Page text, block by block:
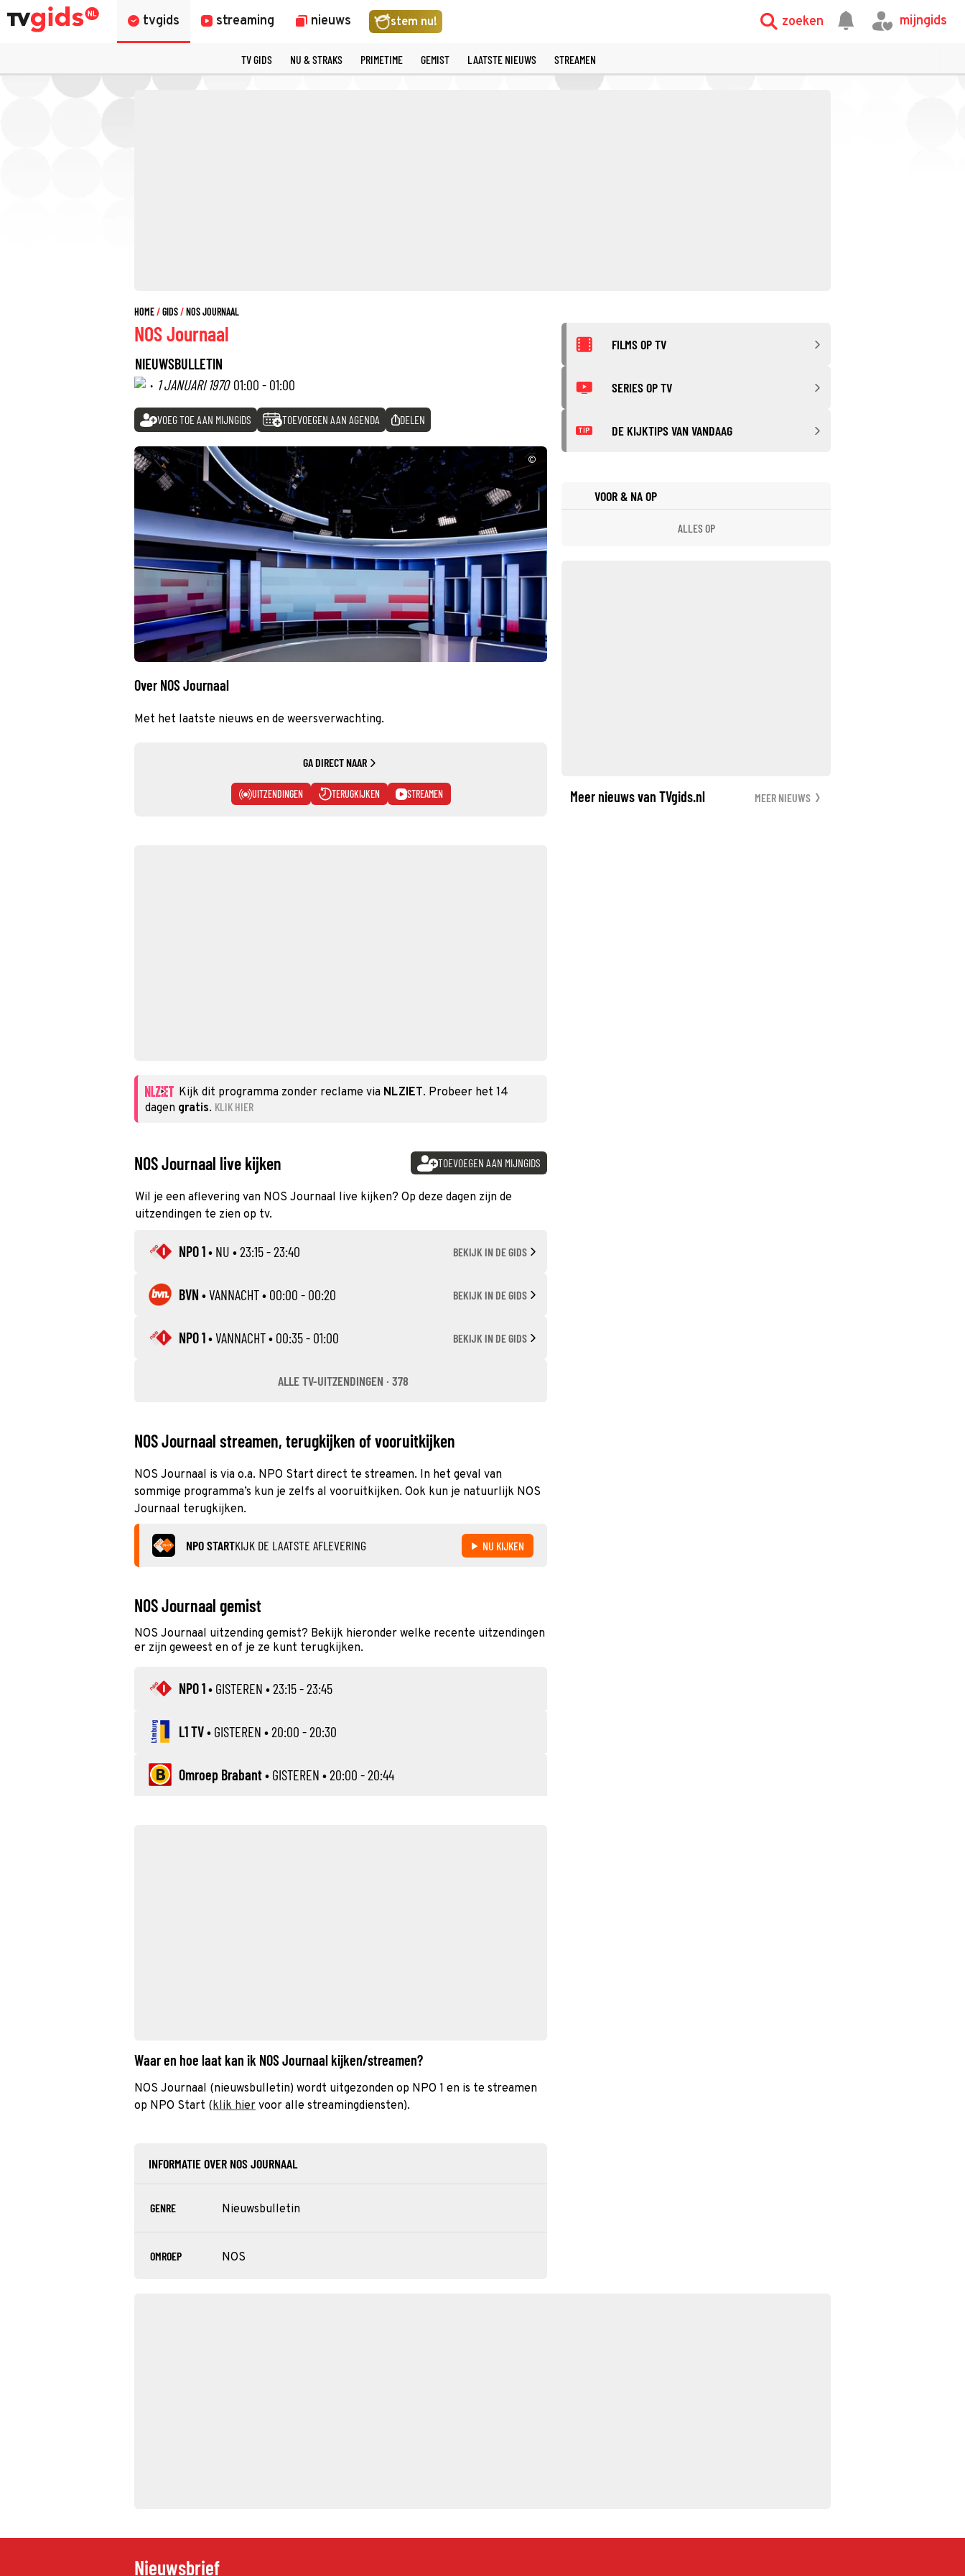
tvgids streaming nieuws stem nu! zoeken mijngids
TV GIDS NU & STRAKS PRIMETIME GEMIST LAATSTE NIEUWS STREAMEN
HOME GIDS NOS JOURNAAL
NOS Journaal
NIEUWSBULLETIN
· 1 JANUARI 1970 01:00 - 01:00
VOEG TOE AAN MIJNGIDS TOEVOEGEN AAN AGENDA DELEN
©
Over NOS Journaal
Met het laatste nieuws en de weersverwachting.
GA DIRECT NAAR
UITZENDINGEN TERUGKIJKEN STREAMEN
Kijk dit programma zonder reclame via NLZIET. Probeer het 14
dagen gratis. KLIK HIER
NOS Journaal live kijken TOEVOEGEN AAN MIJNGIDS
Wil je een aflevering van NOS Journaal live kijken? Op deze dagen zijn de
uitzendingen te zien op tv.
NPO 1• NU • 23:15 - 23:40 BEKIJK IN DE GIDS
BVN •VANNACHT• 00:00 - 00:20 BEKIJK IN DE GIDS
NPO 1•VANNACHT• 00:35 - 01:00 BEKIJK IN DE GIDS
ALLE TV-UITZENDINGEN · 378
NOS Journaal streamen, terugkijken of vooruitkijken
NOS Journaal is via o.a. NPO Start direct te streamen. In het geval van
sommige programma’s kun je zelfs al vooruitkijken. Ook kun je natuurlijk NOS
Journaal terugkijken.
NPO STARTKIJK DE LAATSTE AFLEVERING NU KIJKEN
NOS Journaal gemist
NOS Journaal uitzending gemist? Bekijk hieronder welke recente uitzendingen
er zijn geweest en of je ze kunt terugkijken.
NPO 1• GISTEREN • 23:15 - 23:45
L1 TV• GISTEREN • 20:00 - 20:30
Omroep Brabant• GISTEREN • 20:00 - 20:44
Waar en hoe laat kan ik NOS Journaal kijken/streamen?
NOS Journaal (nieuwsbulletin) wordt uitgezonden op NPO 1 en is te streamen
op NPO Start (klik hier voor alle streamingdiensten).
INFORMATIE OVER NOS JOURNAAL
GENRE Nieuwsbulletin
OMROEP NOS
FILMS OP TV
SERIES OP TV
TIP DE KIJKTIPS VAN VANDAAG
VOOR & NA OP
ALLES OP
Meer nieuws van TVgids.nl MEER NIEUWS
Nieuwsbrief